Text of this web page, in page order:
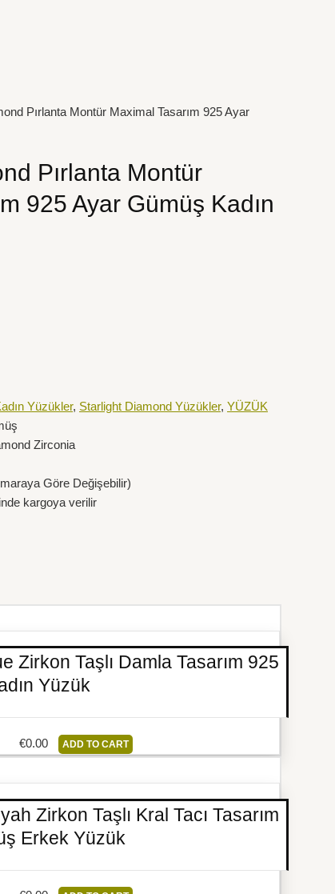
Pırlanta Montür Maximal Tasarım 925 Ayar
Pırlanta Montür
925 Ayar Gümüş Kadın
Yüzükler, Starlight Diamond Yüzükler, YÜZÜK
Zirconia
Göre Değişebilir)
kargoya verilir
Zirkon Taşlı Damla Tasarım 925
Yüzük
€0.00 ADD TO CART
Zirkon Taşlı Kral Tacı Tasarım
Erkek Yüzük